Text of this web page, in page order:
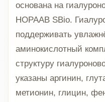
основана на
HOPAAB SBio.
поддерживать
аминокислотный
структуру
указаны аргинин,
метионин, глицин,